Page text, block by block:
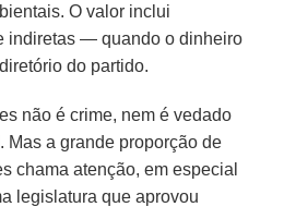
O valor inclui
indiretas — quando o dinheiro
do partido.
não é crime, nem é vedado
. Mas a grande proporção de
chama atenção, em especial
legislatura que aprovou